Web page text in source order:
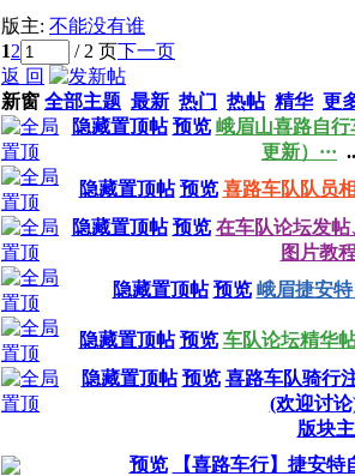
版主: 不能没有谁
12 / 2 页下一页
返 回
新窗 全部主题 最新 热门 热帖 精华 更
隐藏置顶帖 预览 峨眉山喜路自行
更新）···
隐藏置顶帖 预览 喜路车队队员
隐藏置顶帖 预览 在车队论坛发
图片教
隐藏置顶帖 预览 峨眉捷安
隐藏置顶帖 预览 车队论坛精华
隐藏置顶帖 预览 喜路车队骑行
(欢迎讨论
版块
预览
【喜路车行】捷安